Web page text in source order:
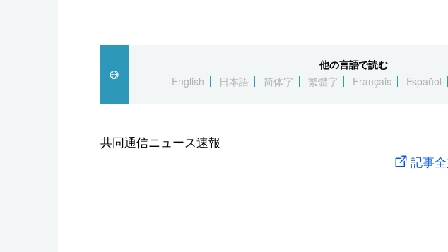
科学・技術
暮らし
他の言語で読む
English
日本語 简体字 繁體字 Français Español
共同通信ニュース速報
記事